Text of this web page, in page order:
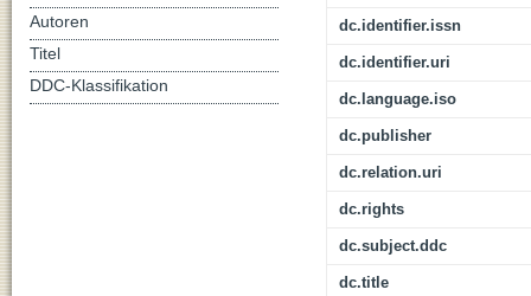
dc.identifier.issn
dc.identifier.uri
dc.language.iso
dc.publisher
dc.relation.uri
dc.rights
dc.subject.ddc
dc.title
Autoren
Titel
DDC-Klassifikation